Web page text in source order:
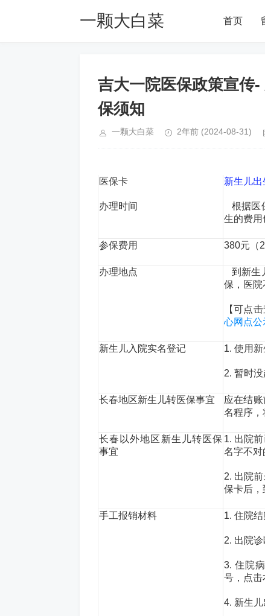
一颗大白菜 首页
吉大一院医保政策宣传
保须知
一颗大白菜 2年前 (2024-08-31)
医保卡
办理时间
新生儿出
根据医
生的费用
参保费用 380元（
办理地点
到新生
保，医院
【可点
心网点公
新生儿入院实名登记 1. 使用新
2. 暂时
长春地区新生儿转医保事宜
应在结
名程序，
长春以外地区新生儿转医保
事宜
1. 出院
名字不对
2. 出院
保卡后，
手工报销材料 1. 住院
2. 出院
3. 住院
号，点击
4. 新生